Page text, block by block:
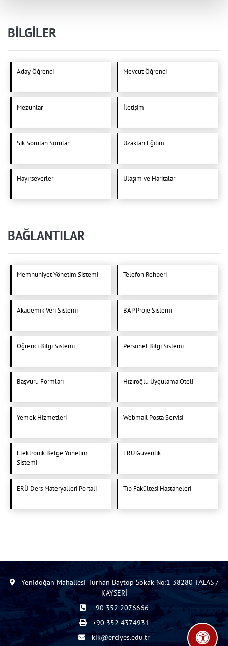
BİLGİLER
Aday Öğrenci Mevcut Öğrenci
Mezunlar İletişim
Sık Sorulan Sorular Uzaktan Eğitim
Hayırseverler Ulaşım ve Haritalar
BAĞLANTILAR
Memnuniyet Yönetim Sistemi Telefon Rehberi
Akademik Veri Sistemi BAP Proje Sistemi
Öğrenci Bilgi Sistemi Personel Bilgi Sistemi
Başvuru Formları Hızıroğlu Uygulama Oteli
Yemek Hizmetleri Webmail Posta Servisi
Elektronik Belge Yönetim
Sistemi
ERÜ Güvenlik
ERÜ Ders Materyalleri Portali Tıp Fakültesi Hastaneleri
Yenidoğan Mahallesi Turhan Baytop Sokak No:1 38280 TALAS /
KAYSERİ
+90 352 2076666
+90 352 4374931
kik@erciyes.edu.tr